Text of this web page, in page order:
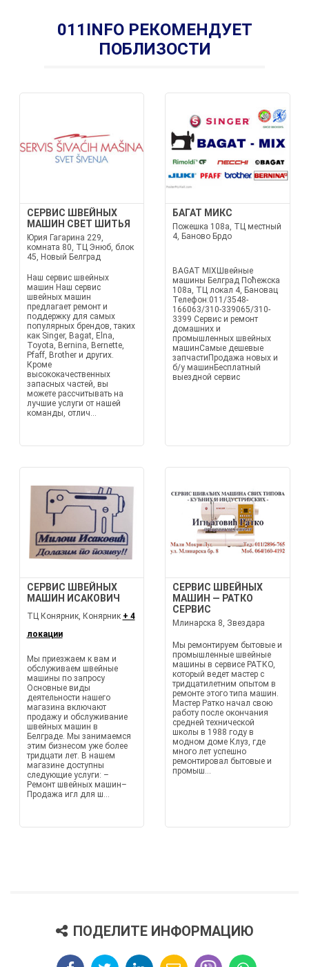
011INFO РЕКОМЕНДУЕТ
ПОБЛИЗОСТИ
СЕРВИС ШВЕЙНЫХ
МАШИН СВЕТ ШИТЬЯ
Юрия Гагарина 229,
комната 80, ТЦ Энюб, блок
45, Новый Белград
Наш сервис швейных
машин Наш сервис
швейных машин
предлагает ремонт и
поддержку для самых
популярных брендов, таких
как Singer, Bagat, Elna,
Toyota, Bernina, Bernette,
Pfaff, Brother и других.
Кроме
высококачественных
запасных частей, вы
можете рассчитывать на
лучшие услуги от нашей
команды, отлич...
БАГАТ МИКС
Пожешка 108а, ТЦ местный
4, Баново Брдо
BAGAT MIXШвейные
машины Белград Поћежска
108а, ТЦ локал 4, Бановац
Телефон:011/3548-
166063/310-339065/310-
3399 Сервис и ремонт
домашних и
промышленных швейных
машинСамые дешевые
запчастиПродажа новых и
б/у машинБесплатный
выездной сервис
СЕРВИС ШВЕЙНЫХ
МАШИН ИСАКОВИЧ
ТЦ Конярник, Конярник + 4
локации
Мы приезжаем к вам и
обслуживаем швейные
машины по запросу
Основные виды
деятельности нашего
магазина включают
продажу и обслуживание
швейных машин в
Белграде. Мы занимаемся
этим бизнесом уже более
тридцати лет. В нашем
магазине доступны
следующие услуги: –
Ремонт швейных машин–
Продажа игл для ш...
СЕРВИС ШВЕЙНЫХ
МАШИН — РАТКО
СЕРВИС
Млинарска 8, Звездара
Мы ремонтируем бытовые и
промышленные швейные
машины в сервисе РАТКО,
который ведет мастер с
тридцатилетним опытом в
ремонте этого типа машин.
Мастер Ратко начал свою
работу после окончания
средней технической
школы в 1988 году в
модном доме Клуз, где
много лет успешно
ремонтировал бытовые и
промыш...
ПОДЕЛИТЕ ИНФОРМАЦИЮ